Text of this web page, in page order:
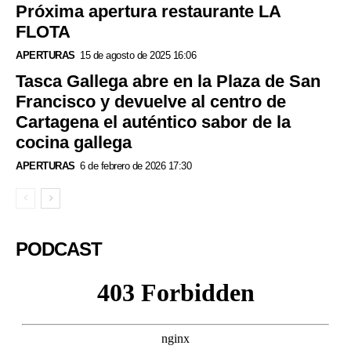
Próxima apertura restaurante LA
FLOTA
APERTURAS 15 de agosto de 2025 16:06
Tasca Gallega abre en la Plaza de San
Francisco y devuelve al centro de
Cartagena el auténtico sabor de la
cocina gallega
APERTURAS 6 de febrero de 2026 17:30
PODCAST